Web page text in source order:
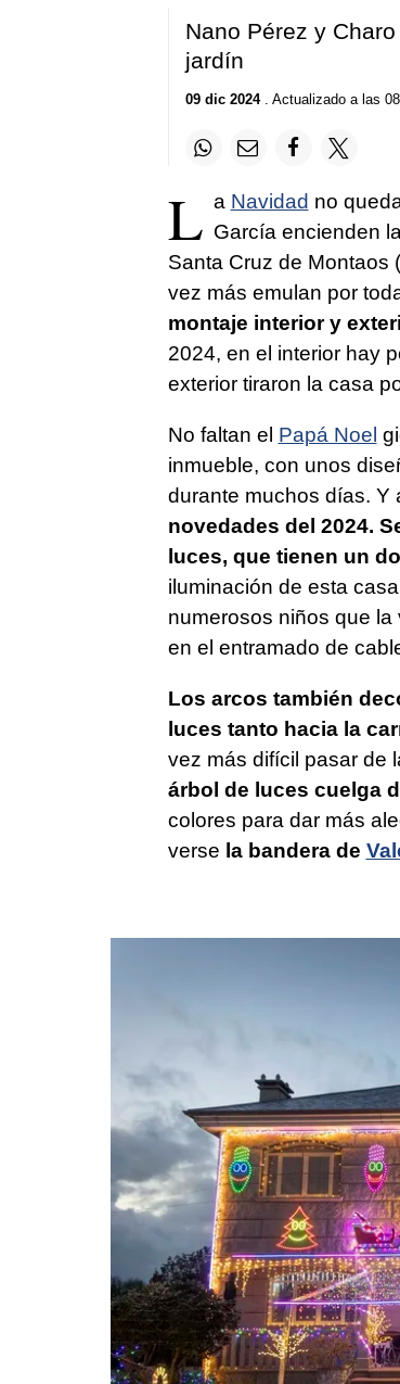
Volume
Nano Pérez y
jardín
09 dic 2024. Actualizado a las
L a Navidad no
García encienden
Santa Cruz de Montaos (
vez más emulan por
montaje interior y
2024, en el interior hay
exterior tiraron la casa
No faltan el Papá Noel
inmueble, con unos
durante muchos días. Y
novedades del 2024.
luces, que tienen un
iluminación de esta
numerosos niños que
en el entramado de
Los arcos también
luces tanto hacia la
vez más difícil pasar de
árbol de luces cuelga
colores para dar más
verse la bandera de